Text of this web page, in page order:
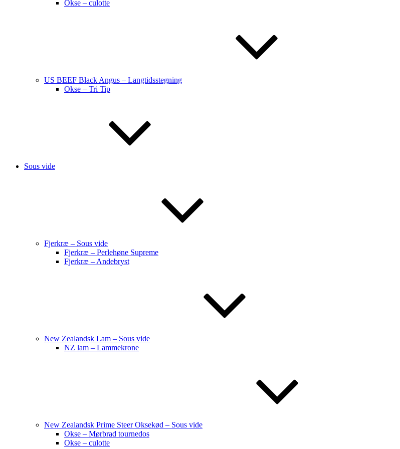
Okse – culotte
US BEEF Black Angus – Langtidsstegning
Okse – Tri Tip
Sous vide
Fjerkræ – Sous vide
Fjerkræ – Perlehøne Supreme
Fjerkræ – Andebryst
New Zealandsk Lam – Sous vide
NZ lam – Lammekrone
New Zealandsk Prime Steer Oksekød – Sous vide
Okse – Mørbrad tournedos
Okse – culotte